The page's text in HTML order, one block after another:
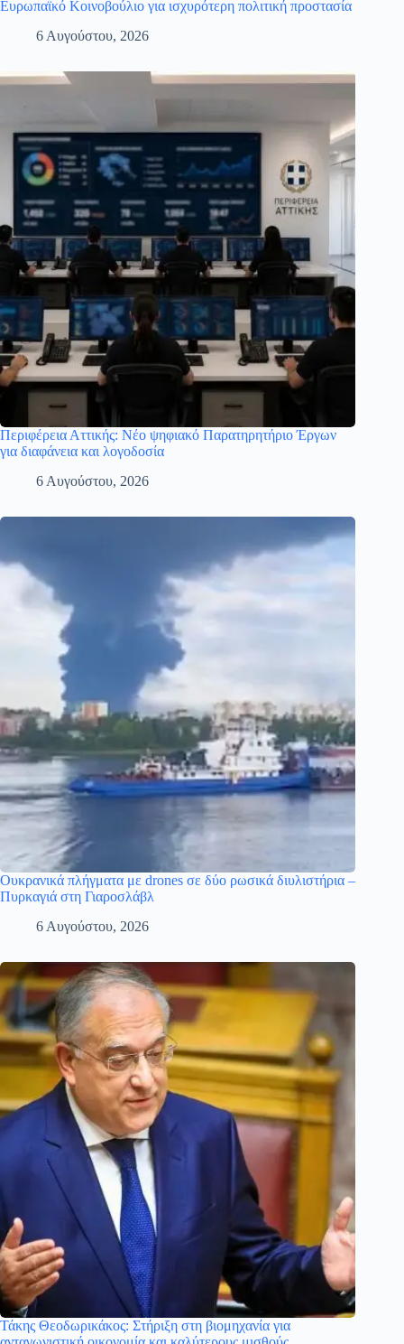
Ευρωπαϊκό Κοινοβούλιο για ισχυρότερη πολιτική προστασία
6 Αυγούστου, 2026
Περιφέρεια Αττικής: Νέο ψηφιακό Παρατηρητήριο Έργων
για διαφάνεια και λογοδοσία
6 Αυγούστου, 2026
Ουκρανικά πλήγματα με drones σε δύο ρωσικά διυλιστήρια –
Πυρκαγιά στη Γιαροσλάβλ
6 Αυγούστου, 2026
Τάκης Θεοδωρικάκος: Στήριξη στη βιομηχανία για